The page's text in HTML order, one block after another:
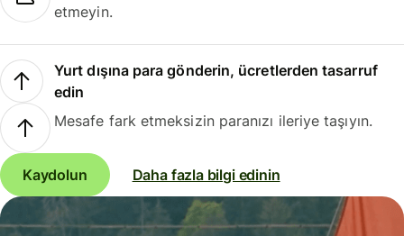
etmeyin.
Yurt dışına para gönderin, ücretlerden tasarruf
edin
Mesafe fark etmeksizin paranızı ileriye taşıyın.
Kaydolun Daha fazla bilgi edinin